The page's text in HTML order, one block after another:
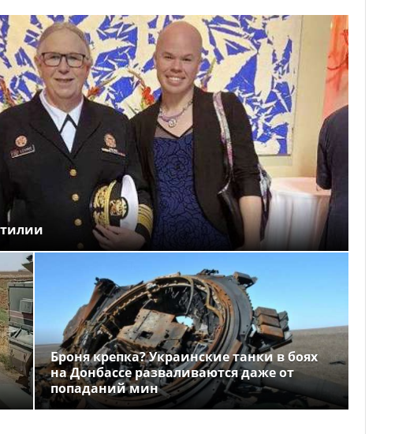
Броня крепка? Украинские танки в боях
на Донбассе разваливаются даже от
попаданий мин